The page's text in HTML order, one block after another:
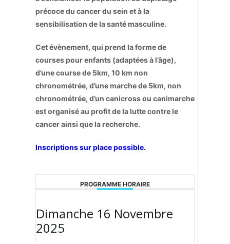
précoce du cancer du sein et à la
sensibilisation de la santé masculine.
Cet évènement, qui prend la forme de
courses pour enfants (adaptées à l’âge),
d’une course de 5km, 10 km non
chronométrée, d’une marche de 5km, non
chronométrée, d’un canicross ou canimarche
est organisé au profit de la lutte contre le
cancer ainsi que la recherche.
Inscriptions sur place possible.
PROGRAMME HORAIRE
Dimanche 16 Novembre
2025